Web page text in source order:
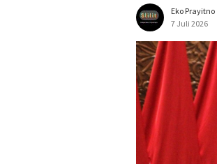
Eko Prayitno
7 Juli 2026